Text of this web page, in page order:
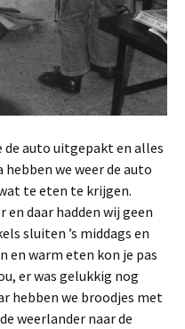
auto uitgepakt en alles
we weer de auto
te eten te krijgen.
daar hadden wij geen
sluiten ’s middags en
en warm eten kon je pas
er was gelukkig nog
hebben we broodjes met
weerlander naar de